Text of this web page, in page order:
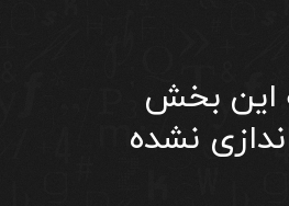
این بخش
نشده